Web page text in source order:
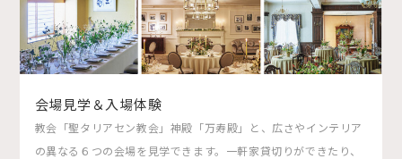
会場見学＆入場体験
教会「聖タリアセン教会」神殿「万寿殿」と、広さやインテリア
の異なる６つの会場を見学できます。一軒家貸切りができたり、